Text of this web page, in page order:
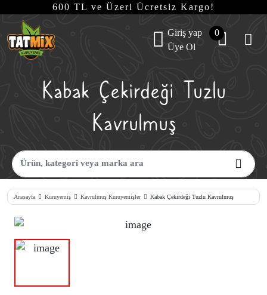
600 TL ve Üzeri Ücretsiz Kargo!
Giriş yap
Üye Ol
0
Kabak Çekirdeği Tuzlu
Kavrulmuş
Anasayfa Kuruyemiş Kavrulmuş Kuruyemişler Kabak Çekirdeği Tuzlu Kavrulmuş